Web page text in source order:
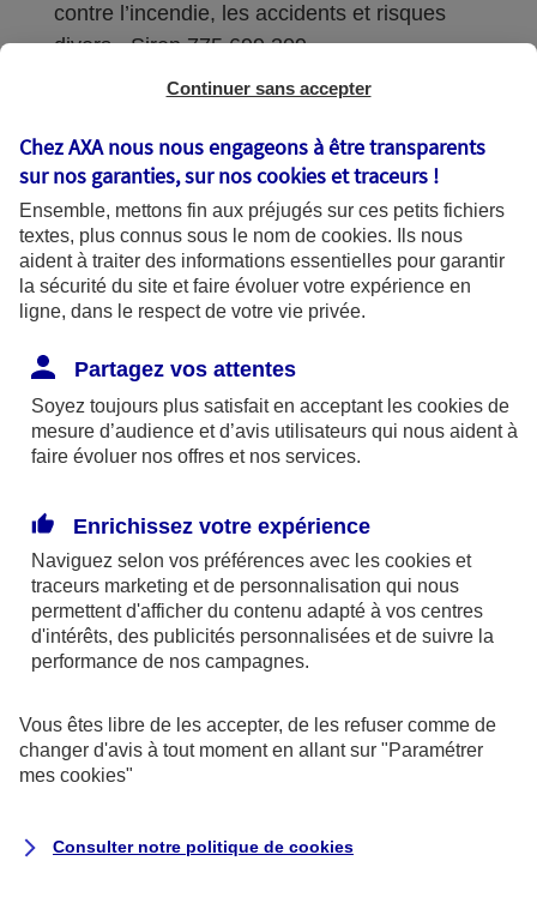
contre l’incendie, les accidents et risques
divers - Siren 775 699 309
Sièges sociaux : 313 Terrasses de l’Arche –
Coordonnées de l'Autorité de contrôle
prudentiel et de résolution (ACPR) : - 4
Place de Budapest - CS 92459 - 75436
Paris Cedex 09. Le détail des procédures de
recours et de réclamation et les
disponibles sur le site axa.fr.
AXA France IARD et AXA France Vie sont
mandataires exclusifs en opérations de
246 et n°13 005 764 (consultable
surwww.orias.fr)
AXA Assistance France Assurances,
S.A au capital de 51 429 430,40 €,
Siège social :
8-10, rue Paul Vaillant Couturier
Continuer sans accepter
Chez AXA nous nous engageons à être transparents
sur nos garanties, sur noscookies et traceurs !
Ensemble, mettons fin aux préjugés sur ces petits fichiers
textes, plus connus sous le nom de cookies. Ils nous
aident à traiter des informations essentielles pour garantir
la sécurité du site et faire évoluer votre expérience en
ligne, dans le respect de votre vie privée.
Partagez vos attentes
Soyez toujours plus satisfait en acceptant les cookies de
mesure d’audience et d’avis utilisateurs qui nous aident à
faire évoluer nos offres et nos services.
Enrichissez votre expérience
Naviguez selon vos préférences avec les cookies et
traceurs marketing et de personnalisation qui nous
permettent d'afficher du contenu adapté à vos centres
d'intérêts, des publicités personnalisées et de suivre la
performance de nos campagnes.
Vous êtes libre de les accepter, de les refuser comme de
changer d'avis à tout moment en allant sur "Paramétrer
mes cookies"
Consulter notre politique de cookies